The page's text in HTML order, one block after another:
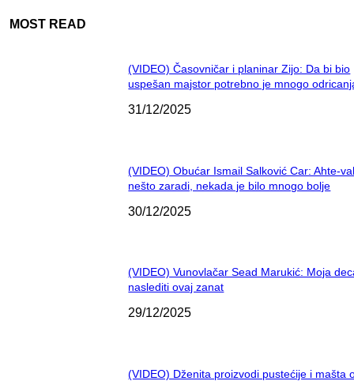
MOST READ
(VIDEO) Časovničar i planinar Zijo: Da bi bio
uspešan majstor potrebno je mnogo
31/12/2025
(VIDEO) Obućar Ismail Salković Car: Ahte-
nešto zaradi, nekada je bilo mnogo bolje
30/12/2025
(VIDEO) Vunovlačar Sead Marukić: Moja
naslediti ovaj zanat
29/12/2025
(VIDEO) Dženita proizvodi pustećije i mašta